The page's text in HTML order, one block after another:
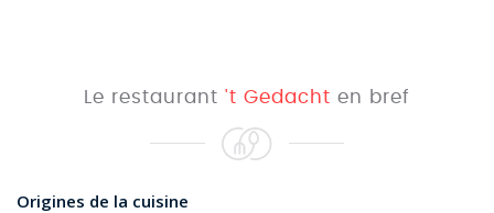
Le restaurant 't Gedacht en bref
Origines de la cuisine